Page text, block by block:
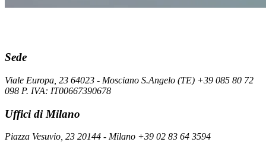
Sede
Viale Europa, 23 64023 - Mosciano S.Angelo (TE) +39 085 80 72
098 P. IVA: IT00667390678
Uffici di Milano
Piazza Vesuvio, 23 20144 - Milano +39 02 83 64 3594